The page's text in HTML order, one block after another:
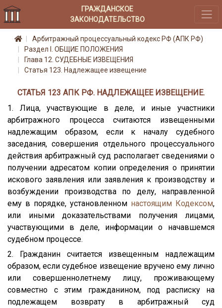
ГРАЖДАНСКОЕ
ЗАКОНОДАТЕЛЬСТВО
Арбитражный процессуальный кодекс РФ (АПК РФ)
Раздел I. ОБЩИЕ ПОЛОЖЕНИЯ
Глава 12. СУДЕБНЫЕ ИЗВЕЩЕНИЯ
Статья 123. Надлежащее извещение
СТАТЬЯ 123 АПК РФ. НАДЛЕЖАЩЕЕ ИЗВЕЩЕНИЕ.
1. Лица, участвующие в деле, и иные участники
арбитражного процесса считаются извещенными
надлежащим образом, если к началу судебного
заседания, совершения отдельного процессуального
действия арбитражный суд располагает сведениями о
получении адресатом копии определения о принятии
искового заявления или заявления к производству и
возбуждении производства по делу, направленной
ему в порядке, установленном настоящим Кодексом,
или иными доказательствами получения лицами,
участвующими в деле, информации о начавшемся
судебном процессе.
2. Гражданин считается извещенным надлежащим
образом, если судебное извещение вручено ему лично
или совершеннолетнему лицу, проживающему
совместно с этим гражданином, под расписку на
подлежащем возврату в арбитражный суд